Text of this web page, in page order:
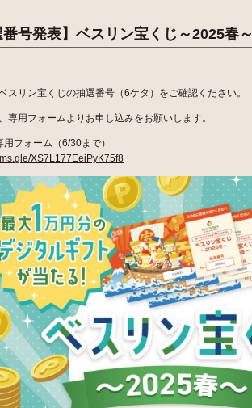
番号発表】ベスリン宝くじ～2025春～
スリン宝くじの抽選番号（6ケタ）をご確認ください。
専用フォームよりお申し込みをお願いします。
フォーム（6/30まで）
XS7L177EeiPyK75f8